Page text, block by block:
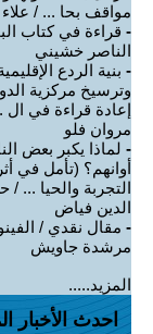
مواقف بحا ... /
- قراءة في كتاب
الناصر خشيني
- بنية الردع
وترسيخ مركزية
إعادة قراءة في ال
مروان فلو
- لماذا يكبر بعض
أوانهم؟ (تأمل في أثر
التجربة والحيا ... /
الدين فياض
- مقال نقدي /
مرشدة جاويش
المزيد.....
احدث الأخبار